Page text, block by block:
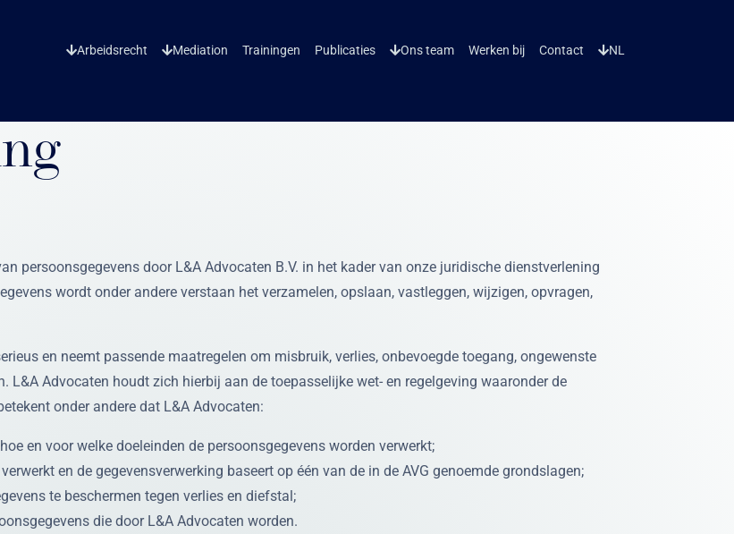
Arbeidsrecht Mediation Trainingen Publicaties Ons team Werken bij Contact NL
persoonsgegevens door L&A Advocaten B.V. in het kader van onze juridische dienstverlening
wordt onder andere verstaan het verzamelen, opslaan, vastleggen, wijzigen, opvragen,
en neemt passende maatregelen om misbruik, verlies, onbevoegde toegang, ongewenste
Advocaten houdt zich hierbij aan de toepasselijke wet- en regelgeving waaronder de
onder andere dat L&A Advocaten:
en voor welke doeleinden de persoonsgegevens worden verwerkt;
en de gegevensverwerking baseert op één van de in de AVG genoemde grondslagen;
te beschermen tegen verlies en diefstal;
die door L&A Advocaten worden.